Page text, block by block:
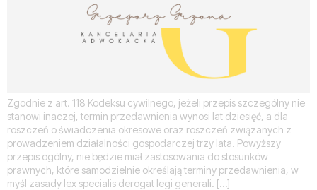
Zgodnie z art. 118 Kodeksu cywilnego, jeżeli przepis szczególny nie
stanowi inaczej, termin przedawnienia wynosi lat dziesięć, a dla
roszczeń o świadczenia okresowe oraz roszczeń związanych z
prowadzeniem działalności gospodarczej trzy lata. Powyższy
przepis ogólny, nie będzie miał zastosowania do stosunków
prawnych, które samodzielnie określają terminy przedawnienia, w
myśl zasady lex specialis derogat legi generali. […]